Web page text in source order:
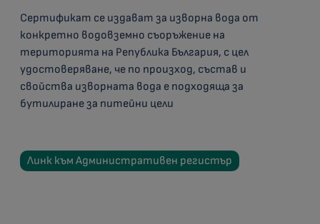
Сертификат се издават за изворна вода от
конкретно водовземно съоръжение на
територията на Република България, с цел
удостоверяване, че по произход, състав и
свойства изворната вода е подходяща за
бутилиране за питейни цели
Линк към Административен регистър